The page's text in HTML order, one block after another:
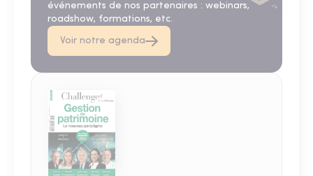
événements de nos partenaires : webinars,
roadshow, formations, etc.
Voir notre agenda